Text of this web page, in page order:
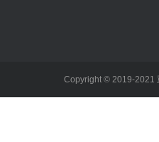
Copyright © 2019-2021